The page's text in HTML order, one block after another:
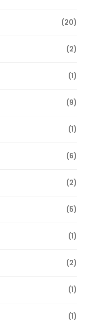
(20)
(2)
(1)
(9)
(1)
(6)
(2)
(5)
(1)
(2)
(1)
(1)